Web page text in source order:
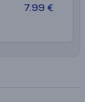
7.99 €